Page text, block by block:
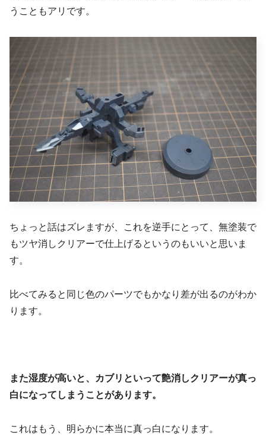
うこともアリです。
ちょっと話はズレますが、これを逆手にとって、無塗装で
もツヤ消しクリアーで仕上げるというのもいいと思いま
す。
比べてみると同じ色のパーツでもかなり差が出るのがわか
ります。
また湿度が高いと、カブリといって艶消しクリアーが真っ
白になってしまうことがあります。
これはもう、明らかに本当に真っ白になります。